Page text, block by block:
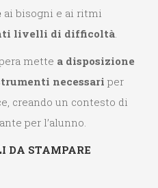
ai bisogni e ai ritmi
livelli di difficoltà
mette a disposizione
necessari per
creando un contesto di
per l’alunno.
DA STAMPARE